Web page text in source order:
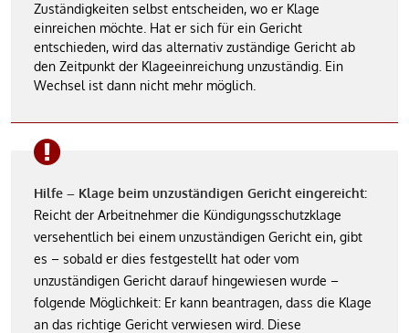
Zuständigkeiten selbst entscheiden, wo er Klage
einreichen möchte. Hat er sich für ein Gericht
entschieden, wird das alternativ zuständige Gericht ab
den Zeitpunkt der Klageeinreichung unzuständig. Ein
Wechsel ist dann nicht mehr möglich.
Hilfe – Klage beim unzuständigen Gericht eingereicht:
Reicht der Arbeitnehmer die Kündigungsschutzklage
versehentlich bei einem unzuständigen Gericht ein, gibt
es – sobald er dies festgestellt hat oder vom
unzuständigen Gericht darauf hingewiesen wurde –
folgende Möglichkeit: Er kann beantragen, dass die Klage
an das richtige Gericht verwiesen wird. Diese